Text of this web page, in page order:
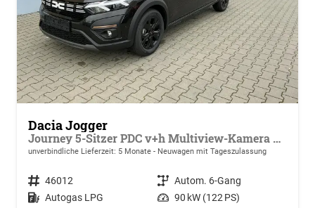
Dacia Jogger
Journey 5-Sitzer PDC v+h Multiview-Kamera Klimaauto. Sitzheizung
unverbindliche Lieferzeit: 5 Monate Neuwagen mit Tageszulassung
Fahrzeugnr. 46012 Getriebe Autom. 6-Gang
Kraftstoff Autogas LPG Leistung 90 kW (122 PS)